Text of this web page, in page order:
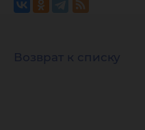
Возврат к списку